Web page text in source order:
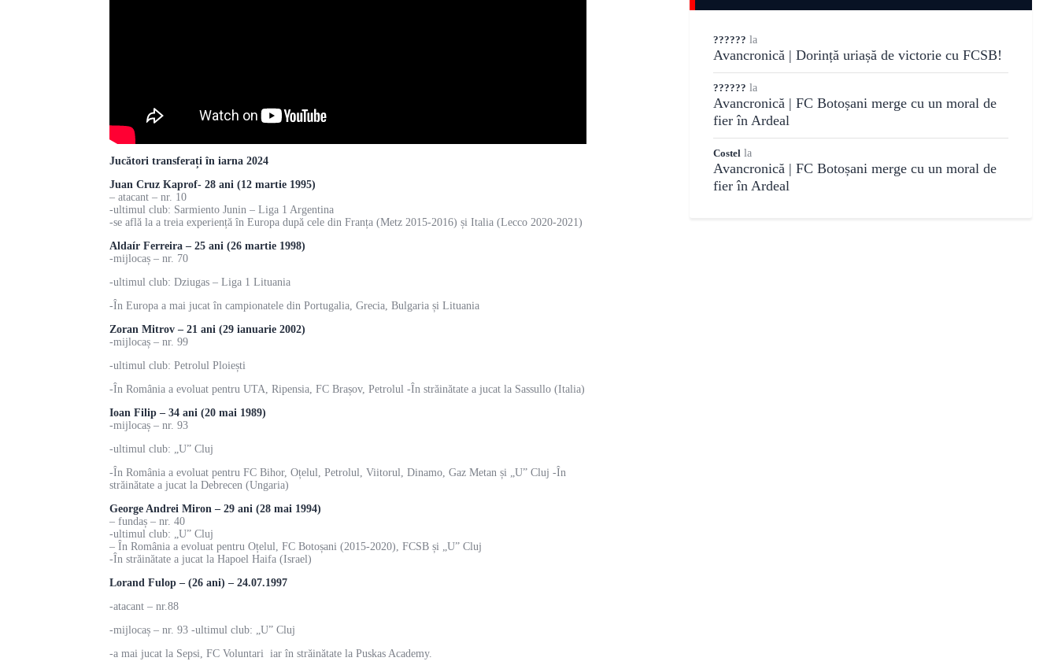
Jucători transferați în iarna 2024
Juan Cruz Kaprof- 28 ani (12 martie 1995)
– atacant – nr. 10
-ultimul club: Sarmiento Junin – Liga 1 Argentina
-se află la a treia experiență în Europa după cele din Franța (Metz 2015-2016) și Italia (Lecco 2020-2021)
Aldaír Ferreira – 25 ani (26 martie 1998)
-mijlocaș – nr. 70
-ultimul club: Dziugas – Liga 1 Lituania
-În Europa a mai jucat în campionatele din Portugalia, Grecia, Bulgaria și Lituania
Zoran Mitrov – 21 ani (29 ianuarie 2002)
-mijlocaș – nr. 99
-ultimul club: Petrolul Ploiești
-În România a evoluat pentru UTA, Ripensia, FC Brașov, Petrolul -În străinătate a jucat la Sassullo (Italia)
Ioan Filip – 34 ani (20 mai 1989)
-mijlocaș – nr. 93
-ultimul club: „U” Cluj
-În România a evoluat pentru FC Bihor, Oțelul, Petrolul, Viitorul, Dinamo, Gaz Metan și „U” Cluj -În
străinătate a jucat la Debrecen (Ungaria)
George Andrei Miron – 29 ani (28 mai 1994)
– fundaș – nr. 40
-ultimul club: „U” Cluj
– În România a evoluat pentru Oțelul, FC Botoșani (2015-2020), FCSB și „U” Cluj
-În străinătate a jucat la Hapoel Haifa (Israel)
Lorand Fulop – (26 ani) – 24.07.1997
-atacant – nr.88
-mijlocaș – nr. 93 -ultimul club: „U” Cluj
-a mai jucat la Sepsi, FC Voluntari iar în străinătate la Puskas Academy.
?????? la
Avancronică | Dorință uriașă de victorie cu FCSB!
?????? la
Avancronică | FC Botoșani merge cu un moral de
fier în Ardeal
Costel la
Avancronică | FC Botoșani merge cu un moral de
fier în Ardeal